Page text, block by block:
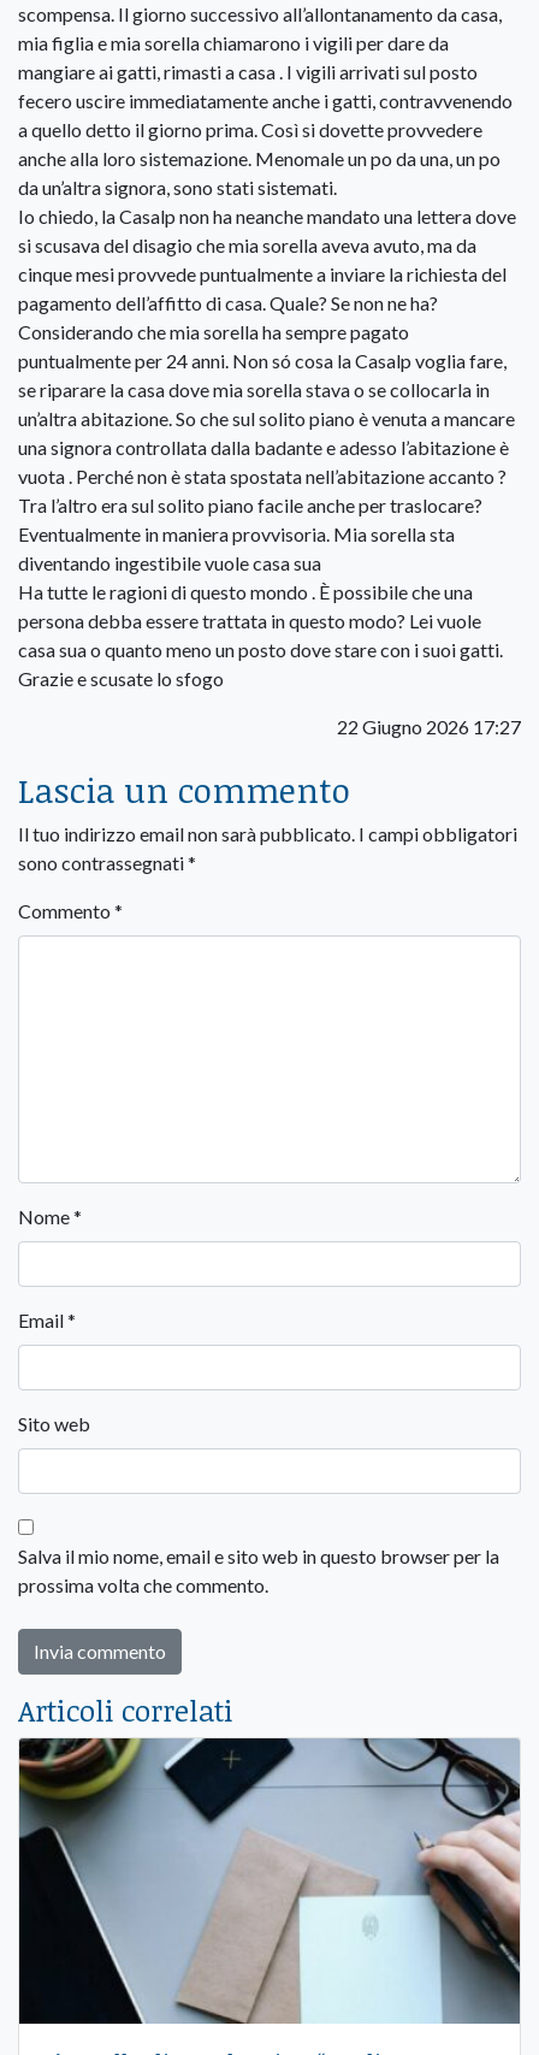
scompensa. Il giorno successivo all’allontanamento da casa,
mia figlia e mia sorella chiamarono i vigili per dare da
mangiare ai gatti, rimasti a casa . I vigili arrivati sul posto
fecero uscire immediatamente anche i gatti, contravvenendo
a quello detto il giorno prima. Così si dovette provvedere
anche alla loro sistemazione. Menomale un po da una, un po
da un’altra signora, sono stati sistemati.
Io chiedo, la Casalp non ha neanche mandato una lettera dove
si scusava del disagio che mia sorella aveva avuto, ma da
cinque mesi provvede puntualmente a inviare la richiesta del
pagamento dell’affitto di casa. Quale? Se non ne ha?
Considerando che mia sorella ha sempre pagato
puntualmente per 24 anni. Non só cosa la Casalp voglia fare,
se riparare la casa dove mia sorella stava o se collocarla in
un’altra abitazione. So che sul solito piano è venuta a mancare
una signora controllata dalla badante e adesso l’abitazione è
vuota . Perché non è stata spostata nell’abitazione accanto ?
Tra l’altro era sul solito piano facile anche per traslocare?
Eventualmente in maniera provvisoria. Mia sorella sta
diventando ingestibile vuole casa sua
Ha tutte le ragioni di questo mondo . È possibile che una
persona debba essere trattata in questo modo? Lei vuole
casa sua o quanto meno un posto dove stare con i suoi gatti.
Grazie e scusate lo sfogo
22 Giugno 2026 17:27
Lascia un commento
Il tuo indirizzo email non sarà pubblicato. I campi obbligatori
sono contrassegnati*
Commento *
Nome*
Email*
Sito web
Salva il mio nome, email e sito web in questo browser per la
prossima volta che commento.
Articoli correlati